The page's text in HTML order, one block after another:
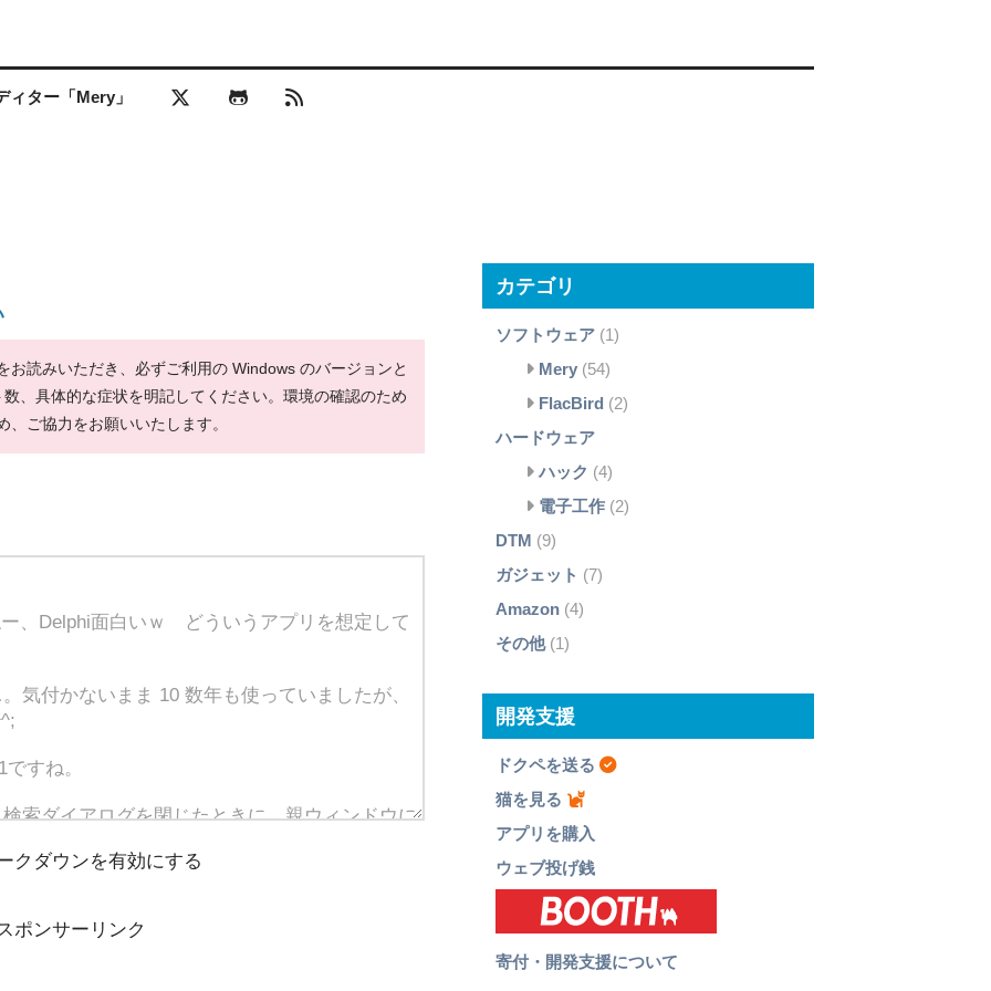
ィター「Mery」
お読みいただき、必ずご利用の Windows のバージョンと
、具体的な症状を明記してください。環境の確認のため
ご協力をお願いいたします。
クダウンを有効にする
ポンサーリンク
カテゴリ
ソフトウェア(1)
Mery (54)
FlacBird (2)
ハードウェア
ハック (4)
電子工作 (2)
DTM (9)
ガジェット (7)
Amazon(4)
その他(1)
開発支援
ドクペを送る
猫を見る
アプリを購入
ウェブ投げ銭
寄付・開発支援について